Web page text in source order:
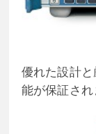
優れた設計
能が保証され